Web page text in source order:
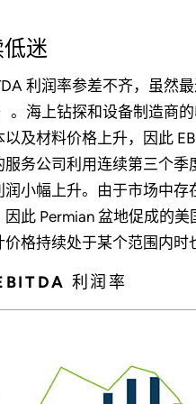
迷
利润率参差不齐，虽然
。海上钻探和设备制造商
及材料价格上升，因此
务公司利用连续第三个
小幅上升。由于市场中存
此 Permian 盆地促成的
格持续处于某个范围内时
利润率